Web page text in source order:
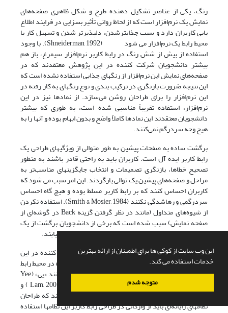
این وب سایت از کوکی ها برای اطمینان از ارائه بهترین
خدمات استفاده می کند.
متوجه شدم
رنگ، یکی از عناصر تشکیل دهنده طرح و شکل ظاهری صفحه‌های
نمایش یک نرم‌افزار است که از لحاظ روانی تأثیر بسزایی در فرایند اطلاع
یابی کاربران دارد و سبب جذابترشدن، دلپذیرتر شدن و تسهیل کار با
محیط رابط یک نرم‌افزار می شود (Shneiderman, 1992). با وجود
استفاده از بیش از شش رنگ در رابط کاربر نرم‌افزار سیمرغ، باز هم
بیشتر دانشجویان شرکت کننده در این پژوهش معتقدند که در
صفحه‌های نمایش این نرم‌افزار از رنگهای جذابی استفاده نشده است که
این نتیجه ضرورت بازنگری در ترکیب بندی و نوع رنگهای به کار رفته در
این نرم‌افزار را برای طراحان روشن می‌سازد. از نمادها نیز در این
نرم‌افزار، استفاده تقریباً مناسبی شده است، به طوری که بیشتر
دانشجویان معتقدند این نمادها کاملاً واضح و بدون ابهام بوده و آنها را به
هیچ وجه سردرگم نمی‌کنند.
برگشت ساده به صفحات پیشین به طور متوالی از ویژگیهای طراحی یک
رابط کاربر ایده آل است. کاربران باید به راحتی قادر باشند به منظور
تصحیح خطاها، بازنگری تصمیمات و انتخاب جایگزینهای مناسب‌تر به
مراحل و صفحه‌های پیشین یک توالی بازگردند. این امر سبب می شود که
کاربران احساس کنند که بر رابط کاربر مسلط بوده و هیچ گاه احساس
سردرگمی و رهاشدگی نکنند (Smith & Mosier, 1984). استفاده نکردن
از شیوه‌های متداول (مانند در نظر گرفتن گزینه Back در گوشه‌ای از
صفحه نمایش) سبب شده است که برخی از دانشجویان برگشت از یک
صفحه به صفحه‌های پیشین موجود در یک توالی را دشوار بیابند.
نتایج این پژوهش نشان داد برخی از دانشجویان شرکت کننده در این
پژوهش در درک و فهم معانی بعضی از واژه‌های به کار رفته در محیط رابط
این نرم‌افزار، با مشکل مواجه‌اند. پژوهشگران متعددی مانند «یی» (Yee,
1991 )، شایرز و اولزاک (Shires & Olzsak, 1991)، لام( Lam, 2001 ) و
شنایدرمن(Shneiderman, 1998) بر این نکته تأکید دارند که طراحان
نظامهای رایانه‌ای باید از واژگانی در طراحی رابط کاربر این نظامها استفاده